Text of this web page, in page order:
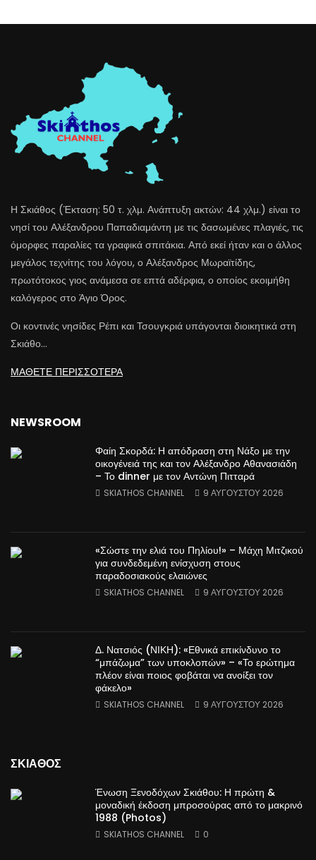
Η Σκιάθος (Έκταση: 50 τ. χλμ. Ανάπτυξη ακτών: 44 χλμ.) είναι το
νησί του Αλέξανδρου Παπαδιαμάντη με τις δασωμένες πλαγιές, τις
όμορφες παραλίες τα γραφικά σπιτάκια. Από εκεί ήταν και ο άλλος
μεγάλος τεχνίτης του λόγου, ο Αλέξανδρος Μωραϊτίδης,
πρωτότοκος γιος ανάμεσα σε επτά αδέρφια, ο οποίος εκοιμήθη
καλόγερος στο Άγιο Όρος.
Οι κοντινές νησίδες Ρέπι και Τσουγκριά υπάγονται διοικητικά στη
Σκιάθο…
ΜΑΘΕΤΕ ΠΕΡΙΣΣΟΤΕΡΑ
NEWSROOM
Φαίη Σκορδά: Η απόδραση στη Νάξο με την
οικογένειά της και τον Αλέξανδρο Αθανασιάδη
– Το dinner με τον Αντώνη Πιτταρά
SKIATHOS CHANNEL 9 ΑΥΓΟΎΣΤΟΥ 2026
«Σώστε την ελιά του Πηλίου!» – Μάχη Μιτζικού
για συνδεδεμένη ενίσχυση στους
παραδοσιακούς ελαιώνες
SKIATHOS CHANNEL 9 ΑΥΓΟΎΣΤΟΥ 2026
Δ. Νατσιός (ΝΙΚΗ): «Εθνικά επικίνδυνο το
“μπάζωμα” των υποκλοπών» – «Το ερώτημα
πλέον είναι ποιος φοβάται να ανοίξει τον
φάκελο»
SKIATHOS CHANNEL 9 ΑΥΓΟΎΣΤΟΥ 2026
ΣΚΙΑΘΟΣ
Ένωση Ξενοδόχων Σκιάθου: Η πρώτη &
μοναδική έκδοση μπροσούρας από το μακρινό
1988 (Photos)
SKIATHOS CHANNEL 0